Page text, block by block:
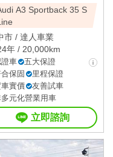
A3 Sportback 35 S
市 / 達人車業
年 / 20,000km
車
五大保證
保固
里程保證
實價
友善試車
元化營業用車
立即諮詢